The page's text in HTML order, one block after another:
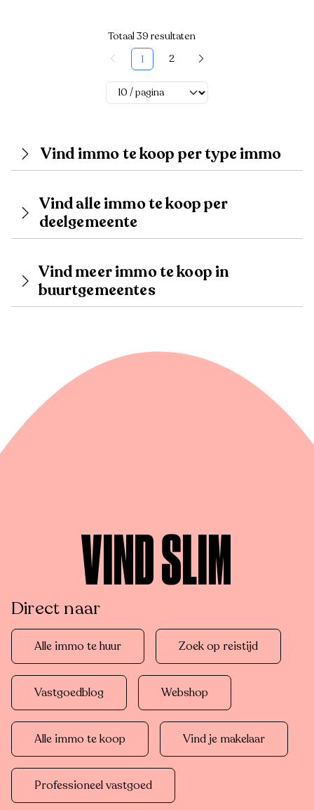
Totaal 39 resultaten
1
2
Vind immo te koop per type immo
Vind alle immo te koop per
deelgemeente
Vind meer immo te koop in
buurtgemeentes
VIND SLIM
Direct naar
Alle immo te huur Zoek op reistijd
Vastgoedblog Webshop
Alle immo te koop Vind je makelaar
Professioneel vastgoed